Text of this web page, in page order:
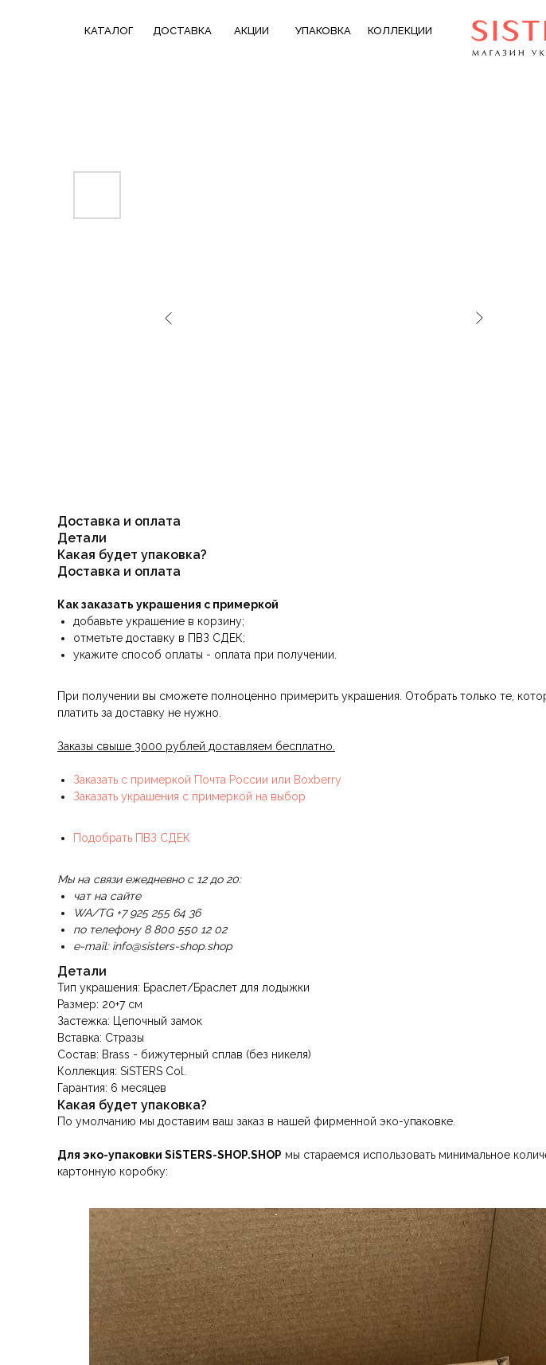
КАТАЛОГ УПАКОВКА КОЛЛЕКЦИИ
ДОСТАВКА АКЦИИ
Доставка и оплата
Детали
Какая будет упаковка?
Доставка и оплата
Как заказать украшения с примеркой
добавьте украшение в корзину;
отметьте доставку в ПВЗ СДЕК;
укажите способ оплаты - оплата при получении.
При получении вы сможете полноценно примерить украшения. Отобрать только те,
платить за доставку не нужно.
Заказы свыше 3000 рублей доставляем бесплатно.
Заказать с примеркой Почта России или Boxberry
Заказать украшения с примеркой на выбор
Подобрать ПВЗ СДЕК
Мы на связи ежедневно с 12 до 20:
чат на сайте
WA/TG +7 925 255 64 36
по телефону 8 800 550 12 02
e-mail: info@sisters-shop.shop
Детали
Тип украшения: Браслет/Браслет для лодыжки
Размер: 20+7 см
Застежка: Цепочный замок
Вставка: Стразы
Состав: Brass - бижутерный сплав (без никеля)
Коллекция: SiSTERS Col.
Гарантия: 6 месяцев
Какая будет упаковка?
По умолчанию мы доставим ваш заказ в нашей фирменной эко-упаковке.
Для эко-упаковки SiSTERS-SHOP.SHOP мы стараемся использовать минимальное
картонную коробку: